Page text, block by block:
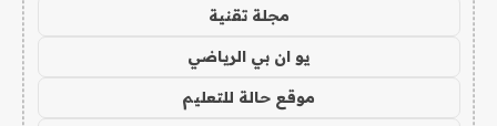
مجلة تقنية
يو ان بي الرياضي
موقع حالة للتعليم